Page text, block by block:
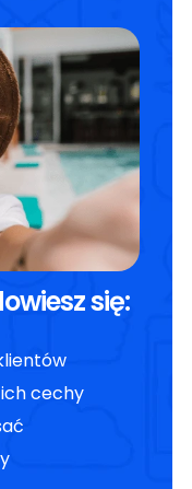
się:
cechy